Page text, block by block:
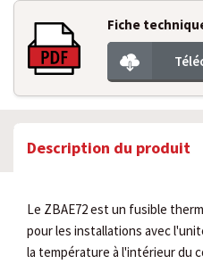
Fiche
Description du produit
Le ZBAE72 est un fusible
pour les installations avec
la température à l'intérieur du